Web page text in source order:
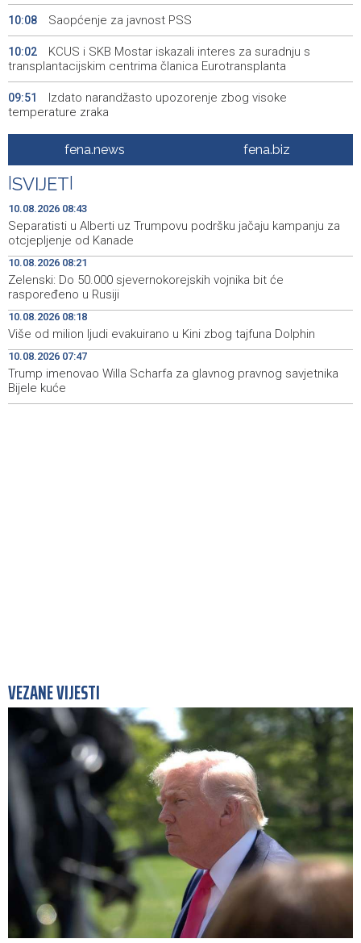
10:08 Saopćenje za javnost PSS
10:02
KCUS i SKB Mostar iskazali interes za suradnju s
transplantacijskim centrima članica Eurotransplanta
09:51
Izdato narandžasto upozorenje zbog visoke
temperature zraka
Šesta 'Maslenicijada' u Arapuši okupila ljubitelje
tradicionalne kuhinje
09:30
Nakon deset godina u Njemačkoj vratio se u Livno:
"Puno je lakše kada imaš obitelj uz sebe"
09:27
Srbija: Požar u rezervatu prirode Deliblatska pješčara
stavljen pod kontrolu
09:27
Požar u Konjicu lokaliziran, požar kod Neuma i dalje
aktivan
09:26
Blood donation drive taking place today at Transfusion
Medicine Institute in Sarajevo
08:53
Sarajevo ponovo domaćin Jadranske Teqball lige - U
borbi za titulu 80 ekipa
fena.news fena.biz
SVIJET
10.08.2026 08:43
Separatisti u Alberti uz Trumpovu podršku jačaju kampanju za
otcjepljenje od Kanade
10.08.2026 08:21
Zelenski: Do 50.000 sjevernokorejskih vojnika bit će
raspoređeno u Rusiji
10.08.2026 08:18
Više od milion ljudi evakuirano u Kini zbog tajfuna Dolphin
10.08.2026 07:47
Trump imenovao Willa Scharfa za glavnog pravnog savjetnika
Bijele kuće
VEZANE VIJESTI